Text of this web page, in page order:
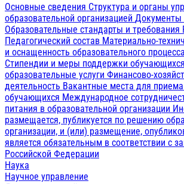
Основные сведения Структура и органы
образовательной организацией Документы
Образовательные стандарты и требования
Педагогический состав Материально-
и оснащенность образовательного
Стипендии и меры поддержки обучающихся
образовательные услуги Финансово-
деятельность Вакантные места для
обучающихся Международное
питания в образовательной организации
размещается, публикуется по решению
организации, и (или) размещение,
является обязательным в соответствии с
Российской Федерации
Наука
Научное управление